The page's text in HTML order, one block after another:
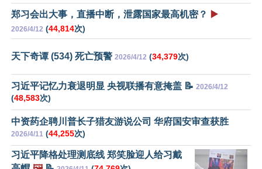
郑习会出大事，直播中断，泄露国家最高机密？ ▶️
2026/4/12 (44,814次)
天下奇谭 (534) 死亡预警 2026/4/12 (34,379次)
习近平记忆力衰退明显 央视联播有意掩盖 📝 2026/4/12
(48,583次)
中资药企聘川普长子猎友游说公司 华府国安审查获胜
2026/4/11 (44,255次)
习近平降格处理测底线 郑笑脸迎人给习戴